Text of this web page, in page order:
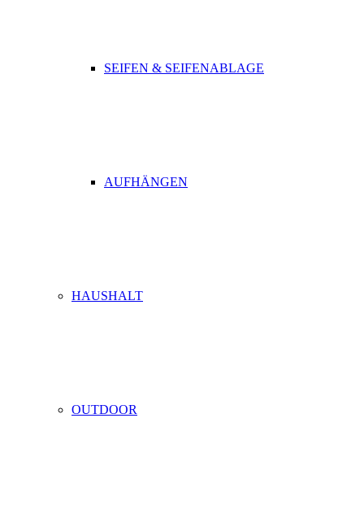
SEIFEN & SEIFENABLAGE
AUFHÄNGEN
HAUSHALT
OUTDOOR